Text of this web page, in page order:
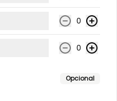
0
0
Opcional